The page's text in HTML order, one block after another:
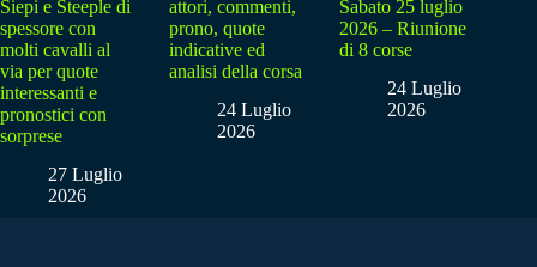
Siepi e Steeple di
spessore con
molti cavalli al
via per quote
interessanti e
pronostici con
sorprese
27 Luglio
2026
attori, commenti,
prono, quote
indicative ed
analisi della corsa
24 Luglio
2026
Sabato 25 luglio
2026 – Riunione
di 8 corse
24 Luglio
2026